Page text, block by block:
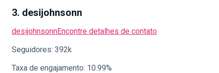
3. desijohnsonn
desijohnsonnEncontre detalhes de contato
Seguidores: 392k
Taxa de engajamento: 10.99%